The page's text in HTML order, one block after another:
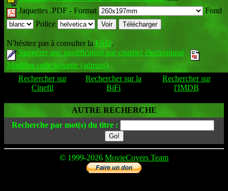
Jaquettes .PDF - Format
Fond
Police
N'hésitez pas à consulter la FAQ.
Suggérer une modification par courrier électronique
Modifier cette jaquette (admins)
Rechercher sur
Cinefil
Rechercher sur la
BiFi
Rechercher sur
l'IMDB
AUTRE RECHERCHE
Recherche par mot(s) du titre :
© 1999-2026 MovieCovers Team